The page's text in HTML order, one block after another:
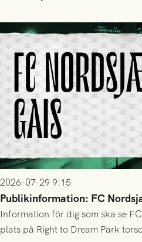
2026-07-29 9:15
Publikinformation: FC
Information för dig som ska se
plats på Right to Dream Park